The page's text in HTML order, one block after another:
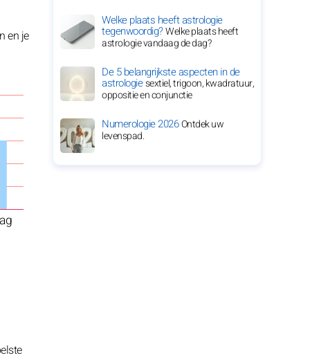
en je
Welke plaats heeft astrologie
tegenwoordig?Welke plaats heeft
astrologie vandaag de dag?
De 5 belangrijkste aspecten in de
astrologiesextiel, trigoon, kwadratuur,
oppositie en conjunctie
Numerologie 2026Ontdek uw
levenspad.